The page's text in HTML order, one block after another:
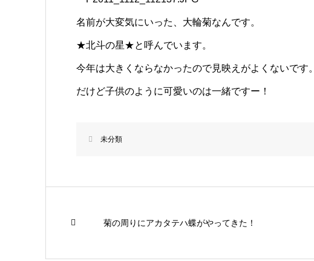
名前が大変気にいった、大輪菊なんです。
★北斗の星★と呼んでいます。
今年は大きくならなかったので見映えがよくないです。
だけど子供のように可愛いのは一緒ですー！
未分類
菊の周りにアカタテハ蝶がやってきた！